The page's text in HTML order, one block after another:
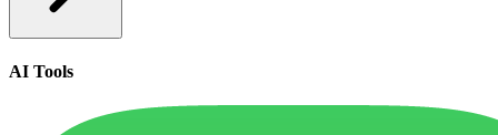
AI Tools